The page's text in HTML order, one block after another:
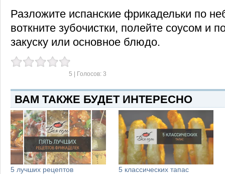
Разложите испанские фрикадельки по
воткните зубочистки, полейте соусом и
закуску или основное блюдо.
5 | Голосов: 3
ВАМ ТАКЖЕ БУДЕТ ИНТЕРЕСНО
5 лучших рецептов 5 классических тапас